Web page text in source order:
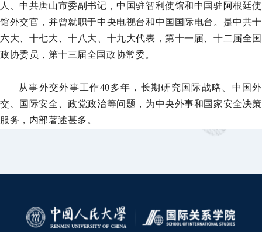
人、中共唐山市委副书记，中国驻智利使馆和中国驻阿根廷使
馆外交官，并曾就职于中央电视台和中国国际电台。是中共十
六大、十七大、十八大、十九大代表，第十一届、十二届全国
政协委员，第十三届全国政协常委。
从事外交外事工作40多年，长期研究国际战略、中国外
交、国际安全、政党政治等问题，为中央外事和国家安全决策
服务，内部著述甚多。